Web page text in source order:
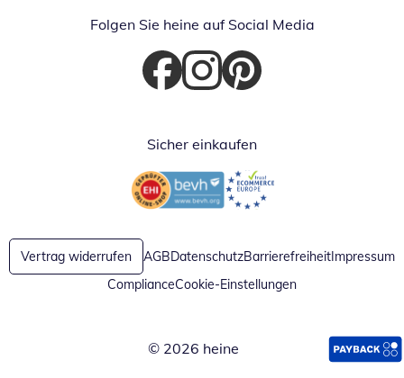
Folgen Sie heine auf Social Media
Öffnet in neuem Fenster
Öffnet in neuem Fenster
Öffnet in neuem Fenster
Sicher einkaufen
Öffnet in neuem FensterÖffnet in neuem Fenster
Vertrag widerrufen AGBDatenschutzBarrierefreiheitImpressum
ComplianceCookie-Einstellungen
© 2026 heine